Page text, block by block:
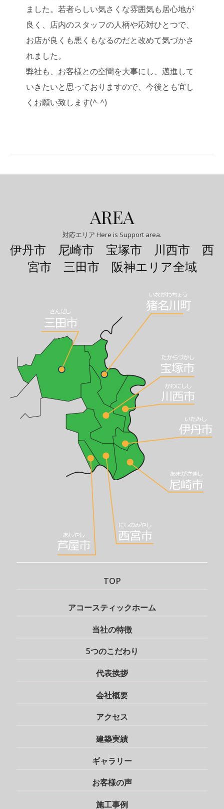
ました。若者らしい気さくな雰囲気も居心地が
良く、店内のスタッフの人柄や応対ひとつで、
お店が良くも悪くもなるのだと改めて気づかさ
れました。
弊社も、お客様との空間を大事にし、邁進して
いきたいと思っておりますので、今後とも宜し
くお願い致します(^-^)
AREA
対応エリア Here is Support area.
伊丹市 尼崎市 宝塚市 川西市 西
宮市 三田市 阪神エリア全域
TOP
アコースティックホーム
当社の特徴
5つのこだわり
代表挨拶
会社概要
アクセス
建築実績
ギャラリー
お客様の声
施工事例